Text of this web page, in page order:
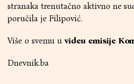
stranaka trenutačno aktivno ne
poručila je Filipović.
Više o svemu u videu emisije
Dnevnik.ba